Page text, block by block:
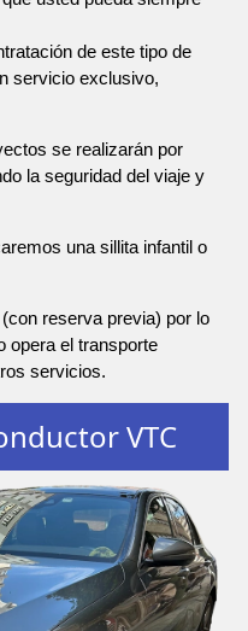
de este tipo de
servicio exclusivo,
se realizarán por
la seguridad del viaje y
una sillita infantil o
reserva previa) por lo
opera el transporte
servicios.
VTC